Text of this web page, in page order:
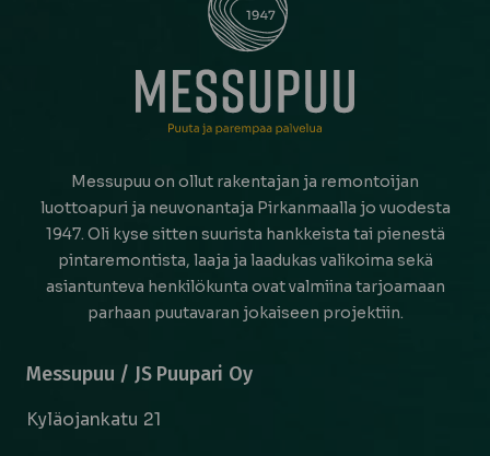
Messupuu on ollut rakentajan ja remontoijan
luottoapuri ja neuvonantaja Pirkanmaalla jo vuodesta
1947. Oli kyse sitten suurista hankkeista tai pienestä
pintaremontista, laaja ja laadukas valikoima sekä
asiantunteva henkilökunta ovat valmiina tarjoamaan
parhaan puutavaran jokaiseen projektiin.
Messupuu / JS Puupari Oy
Kyläojankatu 21